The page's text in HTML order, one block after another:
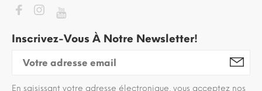
Inscrivez-Vous À Notre Newsletter!
En saisissant votre adresse électronique, vous acceptez nos